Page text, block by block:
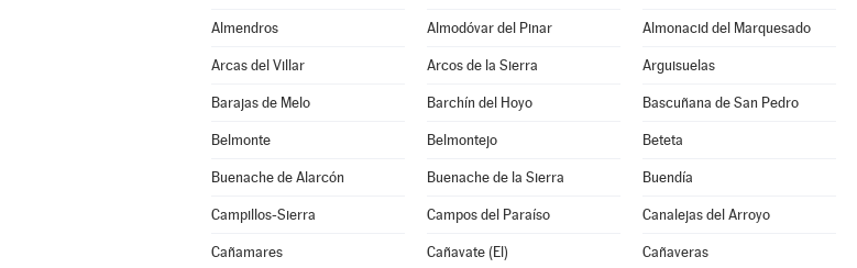
Almendros Almodóvar del Pinar Almonacid del Marquesado
Arcas del Villar Arcos de la Sierra Arguisuelas
Barajas de Melo Barchín del Hoyo Bascuñana de San Pedro
Belmonte Belmontejo Beteta
Buenache de Alarcón Buenache de la Sierra Buendía
Campillos-Sierra Campos del Paraíso Canalejas del Arroyo
Cañamares Cañavate (El) Cañaveras